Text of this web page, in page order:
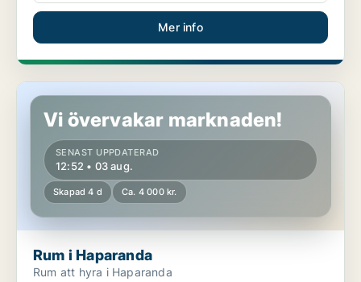
Mer info
Rum i Haparanda
Vi övervakar marknaden!
SENAST UPPDATERAD
12:52 • 03 aug.
Skapad 4 d Ca. 4 000 kr.
Rum i Haparanda
Rum att hyra i Haparanda